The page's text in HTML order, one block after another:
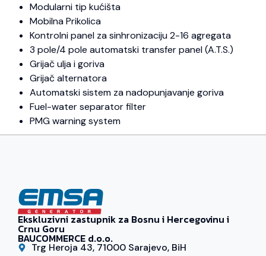
Modularni tip kućišta
Mobilna Prikolica
Kontrolni panel za sinhronizaciju 2-16 agregata
3 pole/4 pole automatski transfer panel (A.T.S.)
Grijač ulja i goriva
Grijač alternatora
Automatski sistem za nadopunjavanje goriva
Fuel-water separator filter
PMG warning system
Ekskluzivni zastupnik za Bosnu i Hercegovinu i
Crnu Goru
BAUCOMMERCE d.o.o.
Trg Heroja 43, 71000 Sarajevo, BiH